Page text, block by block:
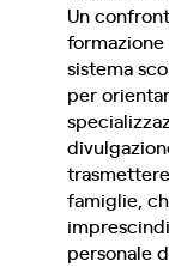
Un
sistema
per
famiglie,
personale